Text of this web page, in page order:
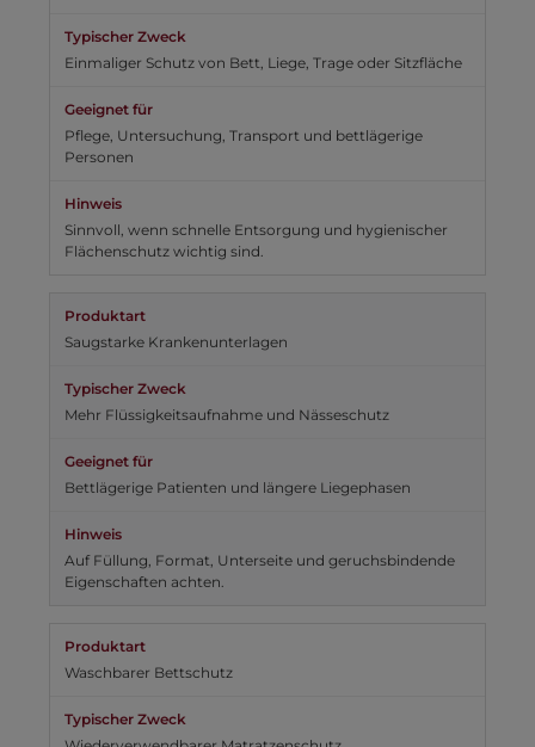
Einmaliger Schutz von Bett, Liege, Trage oder Sitzfläche
Pflege, Untersuchung, Transport und bettlägerige
Personen
Sinnvoll, wenn schnelle Entsorgung und hygienischer
Flächenschutz wichtig sind.
Saugstarke Krankenunterlagen
Mehr Flüssigkeitsaufnahme und Nässeschutz
Bettlägerige Patienten und längere Liegephasen
Auf Füllung, Format, Unterseite und geruchsbindende
Eigenschaften achten.
Waschbarer Bettschutz